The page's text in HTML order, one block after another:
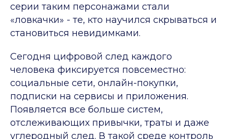
серии таким персонажами стали
«ловкачки» - те, кто научился скрываться и
становиться невидимками.
Сегодня цифровой след каждого
человека фиксируется повсеместно:
социальные сети, онлайн-покупки,
подписки на сервисы и приложения.
Появляется все больше систем,
отслеживающих привычки, траты и даже
углеродный след. В такой среде контроль